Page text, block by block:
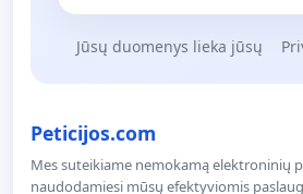
Jūsų duomenys lieka jūsų
Peticijos.com
Mes suteikiame nemokamą elektroninių
naudodamiesi mūsų efektyviomis